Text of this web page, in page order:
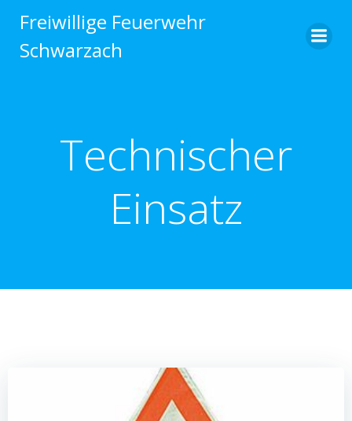
Inhalt
Freiwillige Feuerwehr
Schwarzach
Technischer
Einsatz